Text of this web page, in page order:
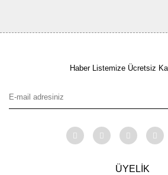
Haber Listemize Ücretsiz
ÜYELİK